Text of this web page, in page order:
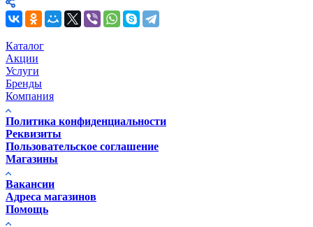
Каталог
Акции
Услуги
Бренды
Компания
Политика конфиденциальности
Реквизиты
Пользовательское соглашение
Магазины
Вакансии
Адреса магазинов
Помощь